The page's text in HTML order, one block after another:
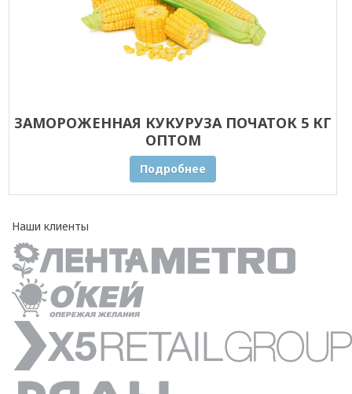
ЗАМОРОЖЕННАЯ КУКУРУЗА ПОЧАТОК 5 КГ
ОПТОМ
Подробнее
Наши клиенты